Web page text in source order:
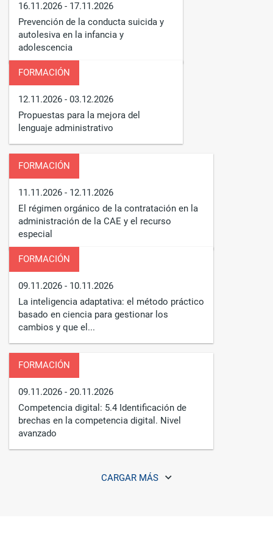
16.11.2026 - 17.11.2026
Prevención de la conducta suicida y
autolesiva en la infancia y
adolescencia
FORMACIÓN
12.11.2026 - 03.12.2026
Propuestas para la mejora del
lenguaje administrativo
FORMACIÓN
11.11.2026 - 12.11.2026
El régimen orgánico de la contratación en la
administración de la CAE y el recurso
especial
FORMACIÓN
09.11.2026 - 10.11.2026
La inteligencia adaptativa: el método práctico
basado en ciencia para gestionar los
cambios y que el...
FORMACIÓN
09.11.2026 - 20.11.2026
Competencia digital: 5.4 Identificación de
brechas en la competencia digital. Nivel
avanzado
CARGAR MÁS